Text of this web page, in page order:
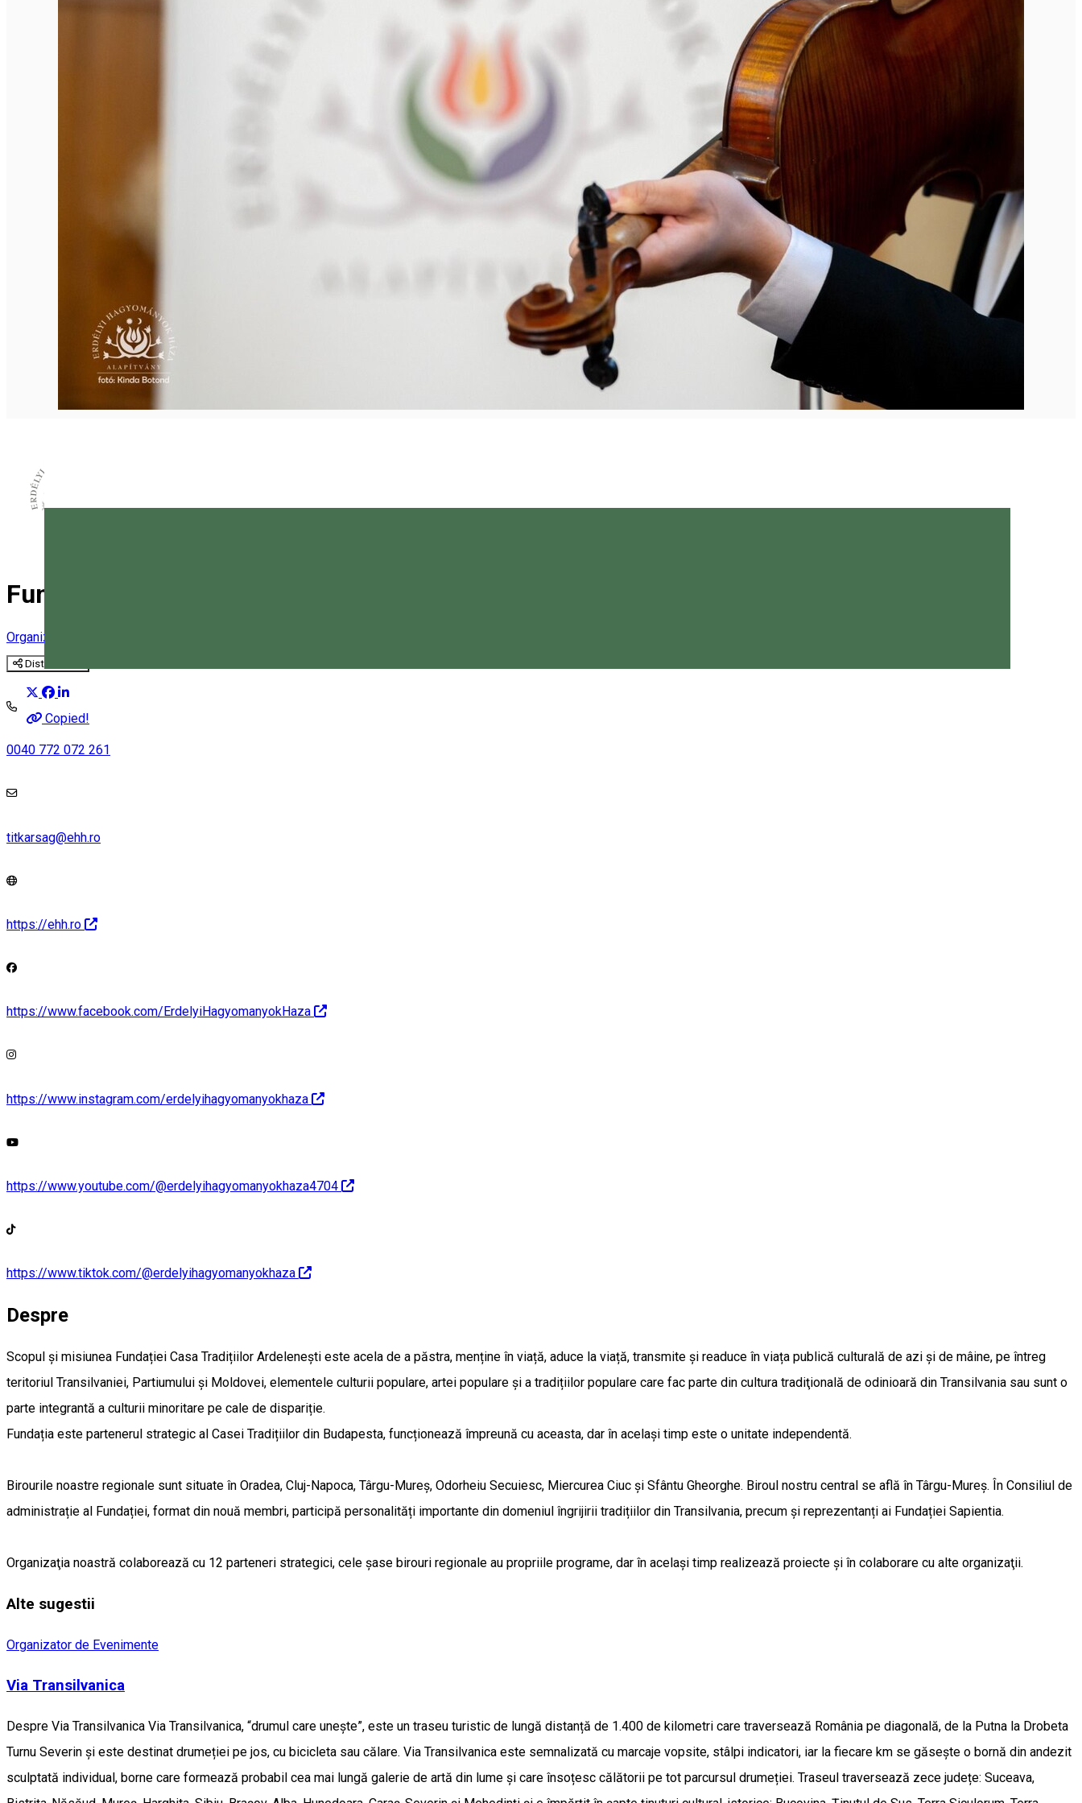
Fundația Casa Tradițiilor Ardelenești
Organizator de Evenimente
Distribuie
Copied!
0040 772 072 261
titkarsag@ehh.ro
https://ehh.ro
https://www.facebook.com/ErdelyiHagyomanyokHaza
https://www.instagram.com/erdelyihagyomanyokhaza
https://www.youtube.com/@erdelyihagyomanyokhaza4704
https://www.tiktok.com/@erdelyihagyomanyokhaza
Despre
Scopul și misiunea Fundației Casa Tradițiilor Ardelenești este acela de a păstra, menține în viață, aduce la viață, transmite și readuce în viața publică culturală de azi și de mâine, pe întreg
teritoriul Transilvaniei, Partiumului și Moldovei, elementele culturii populare, artei populare și a tradițiilor populare care fac parte din cultura tradiţională de odinioară din Transilvania sau sunt o
parte integrantă a culturii minoritare pe cale de dispariție.
Fundația este partenerul strategic al Casei Tradițiilor din Budapesta, funcționează împreună cu aceasta, dar în același timp este o unitate independentă.
Birourile noastre regionale sunt situate în Oradea, Cluj-Napoca, Târgu-Mureș, Odorheiu Secuiesc, Miercurea Ciuc și Sfântu Gheorghe. Biroul nostru central se află în Târgu-Mureș. În Consiliul de
administrație al Fundației, format din nouă membri, participă personalități importante din domeniul îngrijirii tradițiilor din Transilvania, precum și reprezentanți ai Fundației Sapientia.
Organizaţia noastră colaborează cu 12 parteneri strategici, cele șase birouri regionale au propriile programe, dar în același timp realizează proiecte și în colaborare cu alte organizaţii.
Alte sugestii
Organizator de Evenimente
Via Transilvanica
Despre Via Transilvanica Via Transilvanica, “drumul care unește”, este un traseu turistic de lungă distanță de 1.400 de kilometri care traversează România pe diagonală, de la Putna la Drobeta
Turnu Severin și este destinat drumeției pe jos, cu bicicleta sau călare. Via Transilvanica este semnalizată cu marcaje vopsite, stâlpi indicatori, iar la fiecare km se găsește o bornă din andezit
sculptată individual, borne care formează probabil cea mai lungă galerie de artă din lume și care însoțesc călătorii pe tot parcursul drumeției. Traseul traversează zece județe: Suceava,